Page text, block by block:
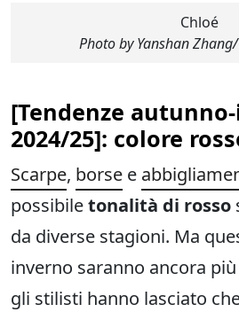
Chloé
Photo by Yanshan
[Tendenze
2024/25]: colore
Scarpe, borse e
possibiletonalità di rosso
da diverse stagioni. Ma
inverno saranno ancora
gli stilisti hanno lasciato